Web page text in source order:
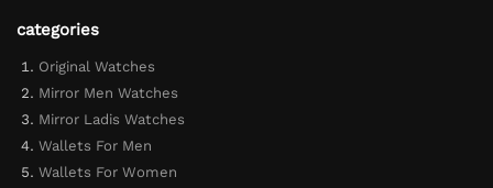
categories
Original Watches
Mirror Men Watches
Mirror Ladis Watches
Wallets For Men
Wallets For Women